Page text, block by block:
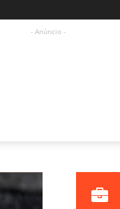
- Anúncio -